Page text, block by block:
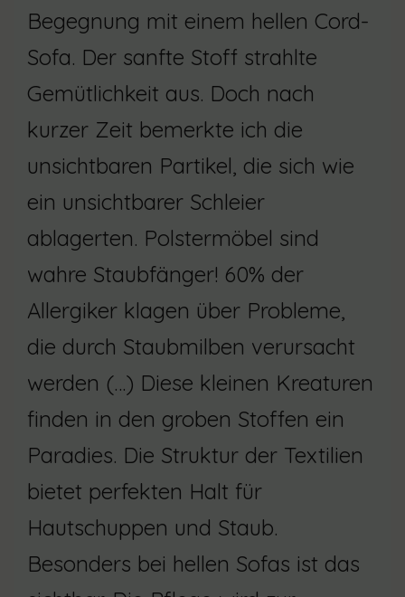
Begegnung mit einem hellen Cord-
Sofa. Der sanfte Stoff strahlte
Gemütlichkeit aus. Doch nach
kurzer Zeit bemerkte ich die
unsichtbaren Partikel, die sich wie
ein unsichtbarer Schleier
ablagerten. Polstermöbel sind
wahre Staubfänger! 60% der
Allergiker klagen über Probleme,
die durch Staubmilben verursacht
werden (…) Diese kleinen Kreaturen
finden in den groben Stoffen ein
Paradies. Die Struktur der Textilien
bietet perfekten Halt für
Hautschuppen und Staub.
Besonders bei hellen Sofas ist das